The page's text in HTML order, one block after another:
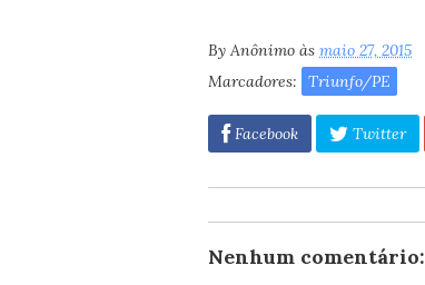
By Anônimo às maio 27, 2015
Marcadores:
Triunfo/PE
Facebook Twitter
Nenhum comentário: